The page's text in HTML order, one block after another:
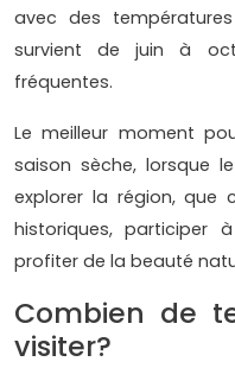
avec des
survient de juin à
fréquentes.
Le meilleur moment
saison sèche, lorsque
explorer la région, que
historiques, participer
profiter de la beauté
Combien de
visiter?